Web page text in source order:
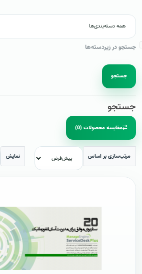
جستجو در زیردسته‌ها
جستجو
جستجو
مقایسه محصولات (0)
مرتب‌سازی بر اساس نمایش